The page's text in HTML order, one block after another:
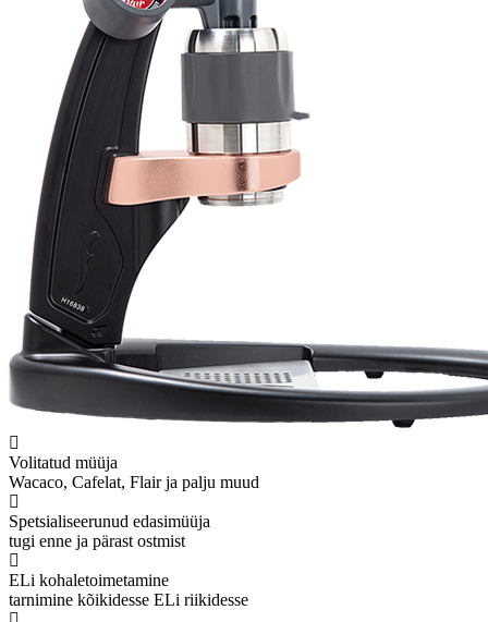
Volitatud müüja
Wacaco, Cafelat, Flair ja palju muud
Spetsialiseerunud edasimüüja
tugi enne ja pärast ostmist
ELi kohaletoimetamine
tarnimine kõikidesse ELi riikidesse